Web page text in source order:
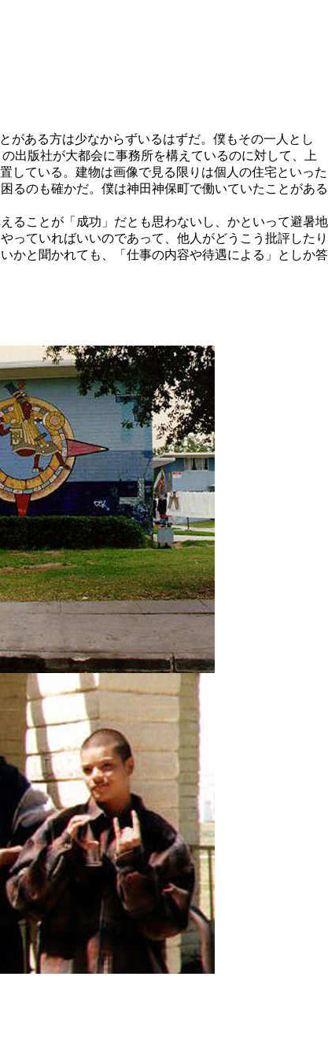
がある方は少なからずいるはずだ。僕もその一人とし
出版社が大都会に事務所を構えているのに対して、上
している。建物は画像で見る限りは個人の住宅といった
るのも確かだ。僕は神田神保町で働いていたことがある
ることが「成功」だとも思わないし、かといって避暑地
っていればいいのであって、他人がどうこう批評したり
かと聞かれても、「仕事の内容や待遇による」としか答